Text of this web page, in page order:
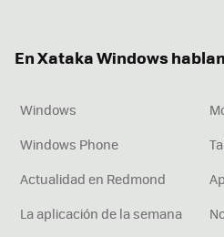
En Xataka Windows
Windows
Windows Phone
Actualidad en Redmond
La aplicación de la semana